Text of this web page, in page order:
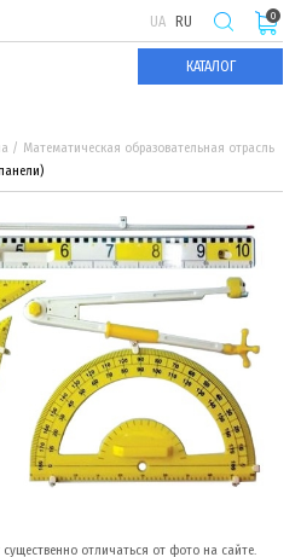
UA RU
КАТАЛОГ
0
Математическая образовательная отрасль
отличаться от фото на сайте.